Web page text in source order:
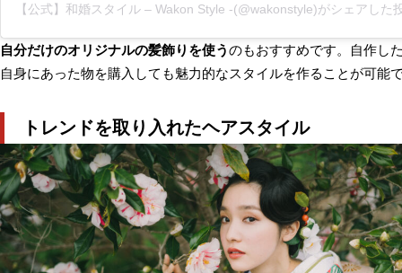
【公式】和婚スタイル – Wakon Style -(@wakonstyle)がシェアした
自分だけのオリジナルの髪飾りを使うのもおすすめです。自作し
自身にあった物を購入しても魅力的なスタイルを作ることが可能
トレンドを取り入れたヘアスタイル